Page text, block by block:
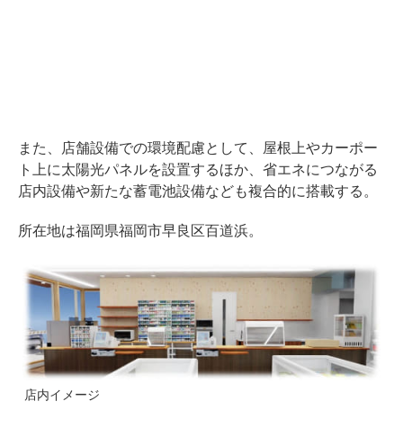
また、店舗設備での環境配慮として、屋根上やカーポー
ト上に太陽光パネルを設置するほか、省エネにつながる
店内設備や新たな蓄電池設備なども複合的に搭載する。
所在地は福岡県福岡市早良区百道浜。
店内イメージ